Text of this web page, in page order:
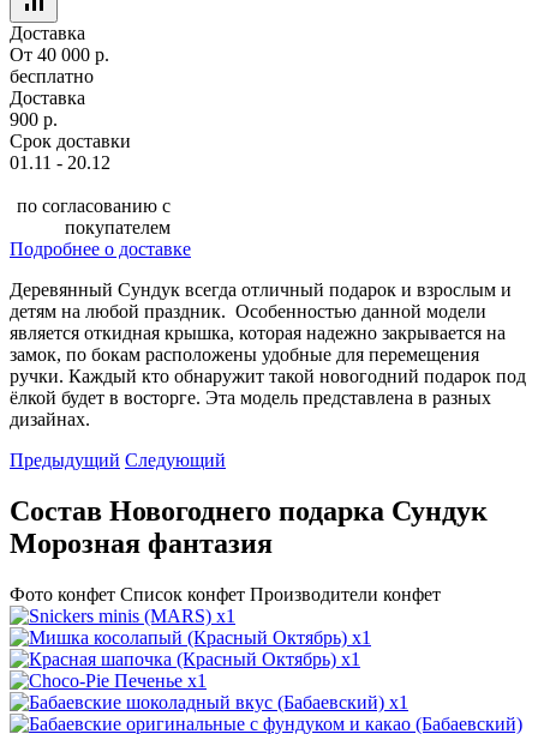
Доставка
От 40 000 р.
бесплатно
Доставка
900 р.
Срок доставки
01.11 - 20.12
по согласованию с
покупателем
Подробнее о доставке
Деревянный Сундук всегда отличный подарок и взрослым и
детям на любой праздник. Особенностью данной модели
является откидная крышка, которая надежно закрывается на
замок, по бокам расположены удобные для перемещения
ручки. Каждый кто обнаружит такой новогодний подарок под
ёлкой будет в восторге. Эта модель представлена в разных
дизайнах.
Предыдущий Следующий
Состав Новогоднего подарка Сундук
Морозная фантазия
Фото конфет Список конфет Производители конфет
x1
x1
x1
x1
x1